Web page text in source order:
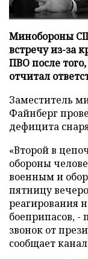
Минобороны
встречу из-за
ПВО после
отчитал
Заместитель
Файнберг
дефицита
«Второй в
обороны
военным и
пятницу
реагирования
боеприпасов, -
звонок от
сообщает канал